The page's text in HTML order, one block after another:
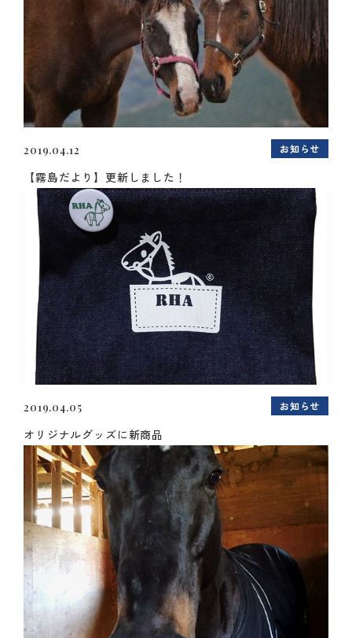
2019.04.12 お知らせ
【霧島だより】更新しました！
2019.04.05 お知らせ
オリジナルグッズに新商品